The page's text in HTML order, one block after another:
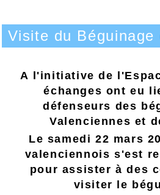
Visite du Béguinage
A l'initiative de
échanges ont eu
défenseurs des
Valenciennes et
Le samedi 22 mars
valenciennois s'est
pour assister à des
visiter le